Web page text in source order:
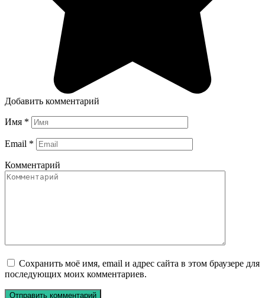
Добавить комментарий
Имя *
Email *
Комментарий
Сохранить моё имя, email и адрес сайта в этом браузере для
последующих моих комментариев.